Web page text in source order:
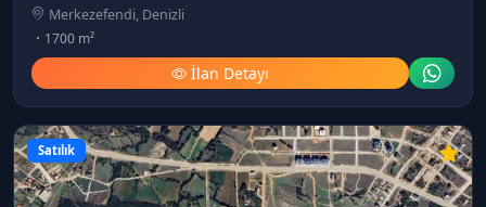
Merkezefendi, Denizli
1700 m²
İlan Detayı
Satılık